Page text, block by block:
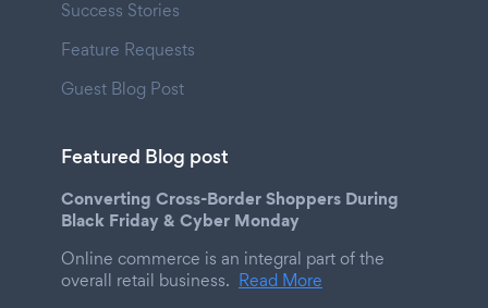
Success Stories
Feature Requests
Guest Blog Post
Featured Blog post
Converting Cross-Border Shoppers During
Black Friday & Cyber Monday
Online commerce is an integral part of the
overall retail business. Read More